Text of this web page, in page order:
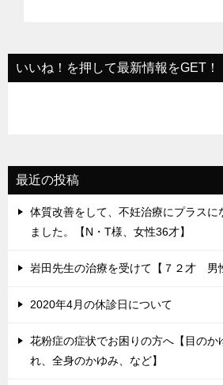
ョ
ン
いいね！を押して最新情報をGET！
最近の投稿
体質改善をして、不妊治療にプラスに
ました。【N・T様、女性36才】
岩田先生の治療を受けて【７２才 男
2020年4月の休診日について
花粉症の症状でお困りの方へ【目のか
れ、全身のかゆみ、など】